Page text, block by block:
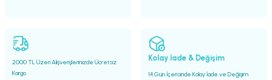
2000 TL Üzeri Alışverişlerinizde Ücretsiz
Kargo
Kolay İade & Değişim
14 Gün İçerisinde Kolay İade ve Değişim